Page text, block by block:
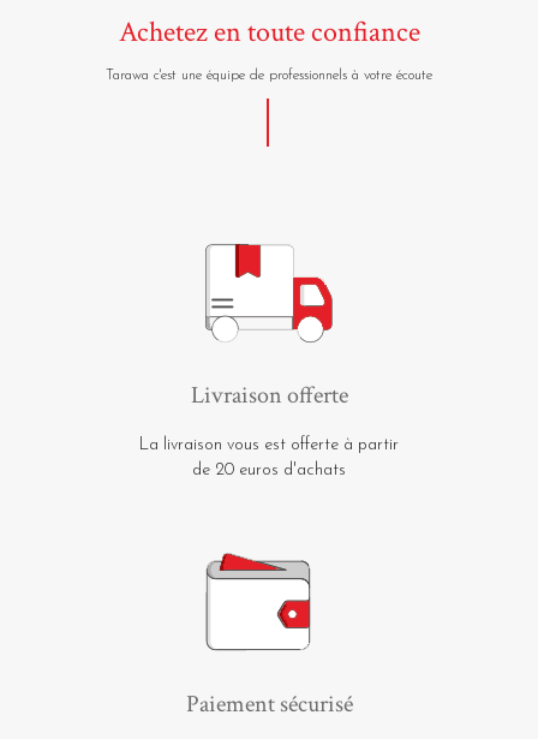
Achetez en toute confiance
Tarawa c'est une équipe de professionnels à votre écoute
Livraison offerte
La livraison vous est offerte à partir
de 20 euros d'achats
Paiement sécurisé